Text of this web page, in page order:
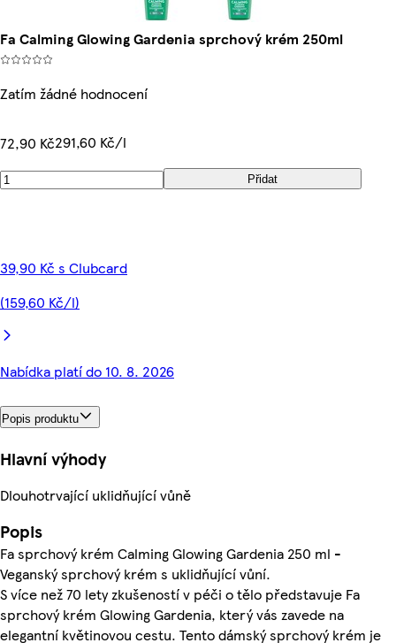
Fa Calming Glowing Gardenia sprchový krém 250ml
Zatím žádné hodnocení
72,90 Kč291,60 Kč/l
Přidat
39,90 Kč s Clubcard
(159,60 Kč/l)
Nabídka platí do 10. 8. 2026
Popis produktu
Hlavní výhody
Dlouhotrvající uklidňující vůně
Popis
Fa sprchový krém Calming Glowing Gardenia 250 ml -
Veganský sprchový krém s uklidňující vůní.
S více než 70 lety zkušeností v péči o tělo představuje Fa
sprchový krém Glowing Gardenia, který vás zavede na
elegantní květinovou cestu. Tento dámský sprchový krém je